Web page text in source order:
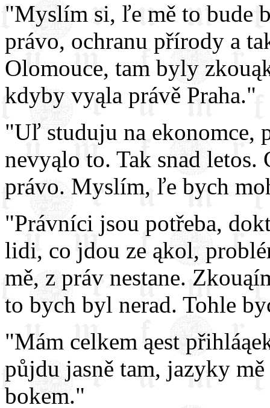
"Myslím si, ľe mě to bude
právo, ochranu přírody a
Olomouce, tam byly
kdyby vyąla právě Praha."
"Uľ studuju na ekonomce,
nevyąlo to. Tak snad
právo. Myslím, ľe bych
"Právníci jsou potřeba,
lidi, co jdou ze ąkol,
mě, z práv nestane.
to bych byl nerad. Tohle
"Mám celkem ąest
půjdu jasně tam, jazyky
bokem."